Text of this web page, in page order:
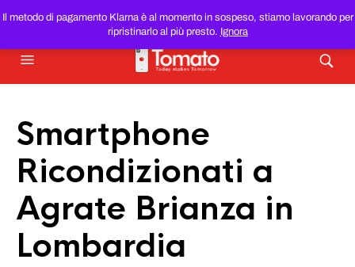
Il metodo di pagamento Klarna è al momento in sospeso, stiamo lavorando per
ripristinarlo al più presto. Ignora
SMARTPHONE E TABLET RICONDIZIONATIAL MIGLIOR
PREZZO DEL WEB!
Smartphone
Ricondizionati a
Agrate Brianza in
Lombardia